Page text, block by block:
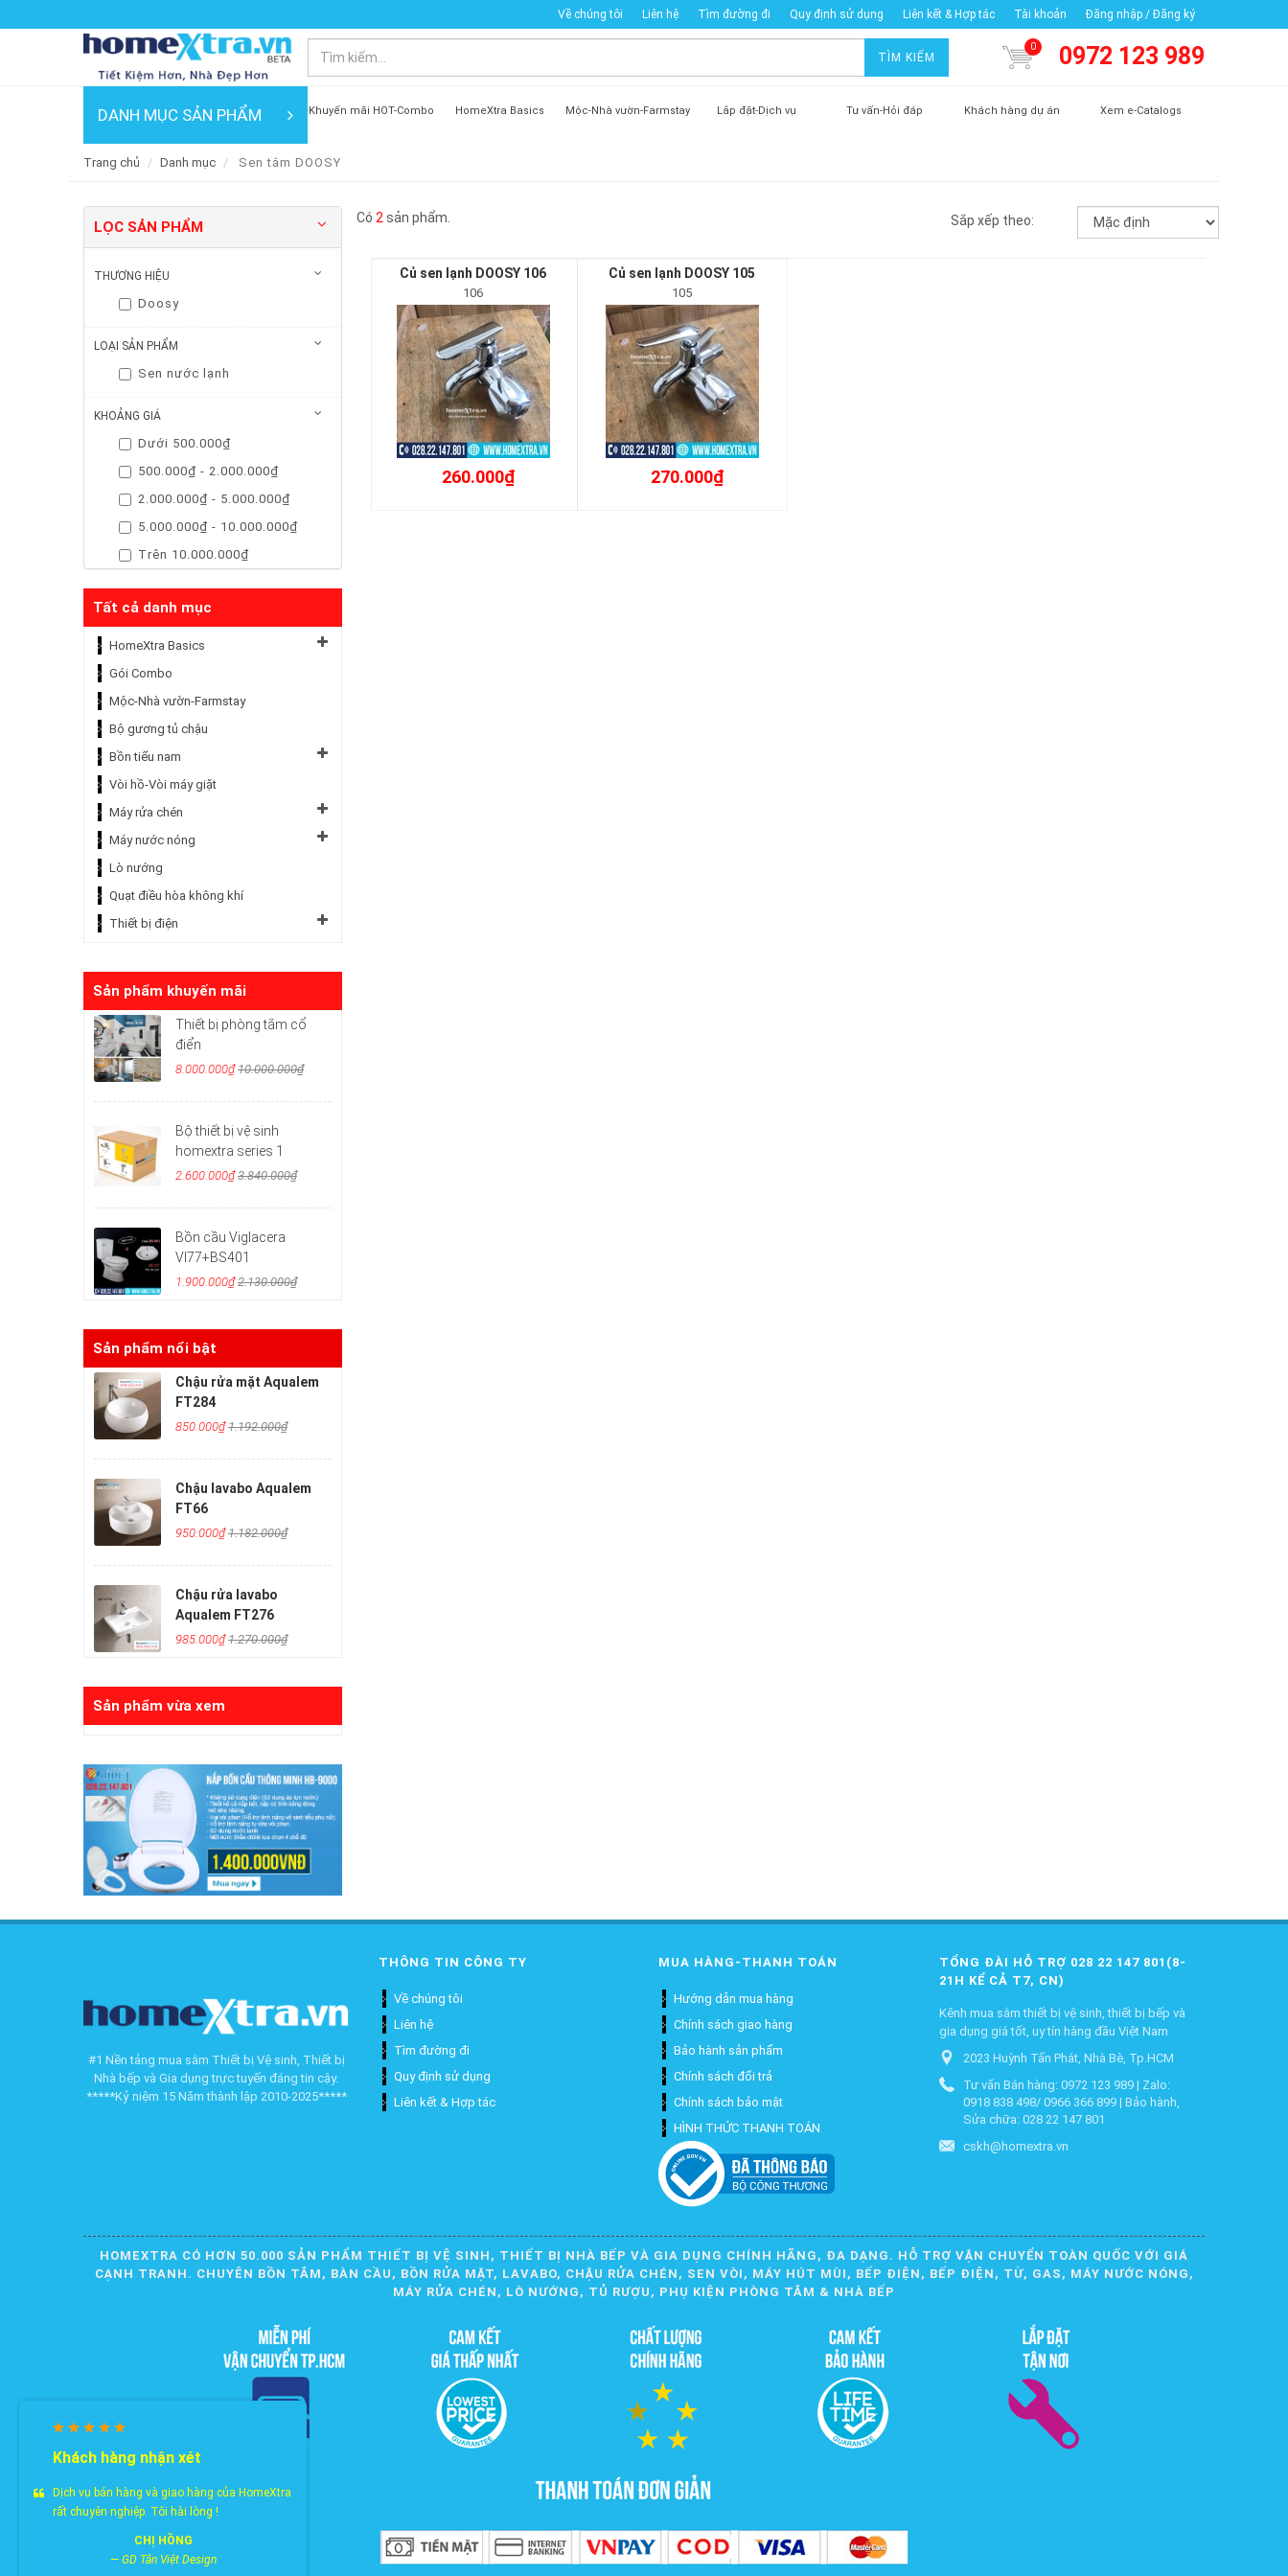
Về chúng tôi Liên hệ Tìm đường đi Quy định sử dụng Liên kết & Hợp tác Tài khoản Đăng nhập / Đăng ký
TÌM KIẾM
0 0972 123 989
DANH MỤC SẢN PHẨM Khuyến mãi HOT-Combo HomeXtra Basics Mộc-Nhà vườn-Farmstay Lắp đặt-Dịch vụ Tư vấn-Hỏi đáp Khách hàng dự án Xem e-Catalogs
Trang chủ Danh mục Sen tắm DOOSY
LỌC SẢN PHẨM
THƯƠNG HIỆU
Doosy
LOẠI SẢN PHẨM
Sen nước lạnh
KHOẢNG GIÁ
Dưới 500.000₫
500.000₫ - 2.000.000₫
2.000.000₫ - 5.000.000₫
5.000.000₫ - 10.000.000₫
Trên 10.000.000₫
Tất cả danh mục
HomeXtra Basics
Gói Combo
Mộc-Nhà vườn-Farmstay
Bộ gương tủ chậu
Bồn tiểu nam
Vòi hồ-Vòi máy giặt
Máy rửa chén
Máy nước nóng
Lò nướng
Quạt điều hòa không khí
Thiết bị điện
Sản phẩm khuyến mãi
Thiết bị phòng tắm cổ
điển
8.000.000₫ 10.000.000₫
Bộ thiết bị vệ sinh
homextra series 1
2.600.000₫ 3.840.000₫
Bồn cầu Viglacera
VI77+BS401
1.900.000₫ 2.130.000₫
Sản phẩm nổi bật
Chậu rửa mặt Aqualem
FT284
850.000₫ 1.192.000₫
Chậu lavabo Aqualem
FT66
950.000₫ 1.182.000₫
Chậu rửa lavabo
Aqualem FT276
985.000₫ 1.270.000₫
Sản phẩm vừa xem
Có 2 sản phẩm. Sắp xếp theo:
Củ sen lạnh DOOSY 106
106
260.000₫
Củ sen lạnh DOOSY 105
105
270.000₫
#1 Nền tảng mua sắm Thiết bị Vệ sinh, Thiết bị
Nhà bếp và Gia dụng trực tuyến đáng tin cậy.
*****Kỷ niệm 15 Năm thành lập 2010-2025*****
THÔNG TIN CÔNG TY
Về chúng tôi
Liên hệ
Tìm đường đi
Quy định sử dụng
Liên kết & Hợp tác
MUA HÀNG-THANH TOÁN
Hướng dẫn mua hàng
Chính sách giao hàng
Bảo hành sản phẩm
Chính sách đổi trả
Chính sách bảo mật
HÌNH THỨC THANH TOÁN
TỔNG ĐÀI HỖ TRỢ 028 22 147 801(8-
21H KỂ CẢ T7, CN)
Kênh mua sắm thiết bị vệ sinh, thiết bị bếp và
gia dụng giá tốt, uy tín hàng đầu Việt Nam
2023 Huỳnh Tấn Phát, Nhà Bè, Tp.HCM
Tư vấn Bán hàng: 0972 123 989 | Zalo:
0918 838 498/ 0966 366 899 | Bảo hành,
Sửa chữa: 028 22 147 801
cskh@homextra.vn
HOMEXTRA CÓ HƠN 50.000 SẢN PHẨM THIẾT BỊ VỆ SINH, THIẾT BỊ NHÀ BẾP VÀ GIA DỤNG CHÍNH HÃNG, ĐA DẠNG. HỖ TRỢ VẬN CHUYỂN TOÀN QUỐC VỚI GIÁ
CẠNH TRANH. CHUYÊN BỒN TẮM, BÀN CẦU, BỒN RỬA MẶT, LAVABO, CHẬU RỬA CHÉN, SEN VÒI, MÁY HÚT MÙI, BẾP ĐIỆN, BẾP ĐIỆN, TỪ, GAS, MÁY NƯỚC NÓNG,
MÁY RỬA CHÉN, LÒ NƯỚNG, TỦ RƯỢU, PHỤ KIỆN PHÒNG TẮM & NHÀ BẾP
Khách hàng nhận xét
Dịch vụ bán hàng và giao hàng của HomeXtra
rất chuyên nghiệp. Tôi hài lòng !
CHỊ HỒNG
— GD Tân Việt Design